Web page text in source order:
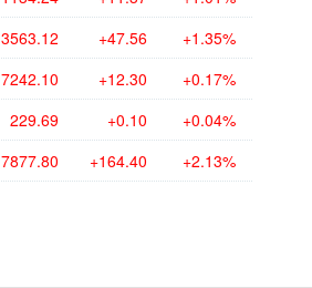
3563.12 +47.56 +1.35%
7242.10 +12.30 +0.17%
229.69 +0.10 +0.04%
7877.80 +164.40 +2.13%